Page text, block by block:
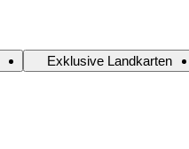
Exklusive Landkarten